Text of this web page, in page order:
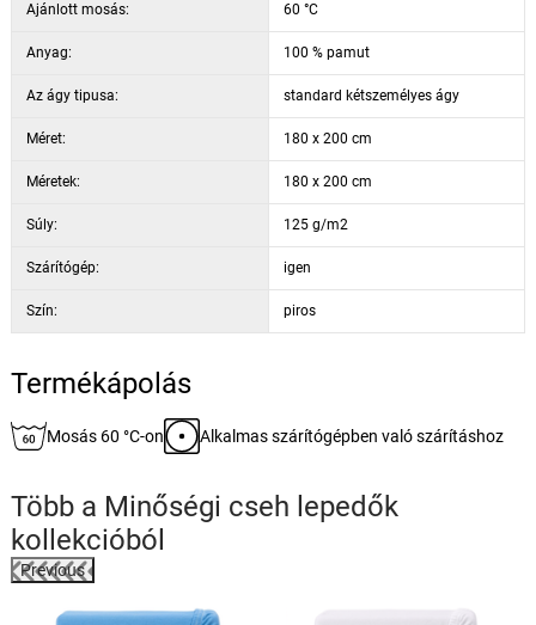
Ajánlott mosás: 60 °C
Anyag: 100 % pamut
Az ágy tipusa: standard kétszemélyes ágy
Méret: 180 x 200 cm
Méretek: 180 x 200 cm
Súly: 125 g/m2
Szárítógép: igen
Szín: piros
Termékápolás
Mosás 60 °C-on Alkalmas szárítógépben való szárításhoz
Több a Minőségi cseh lepedők
kollekcióból
Previous